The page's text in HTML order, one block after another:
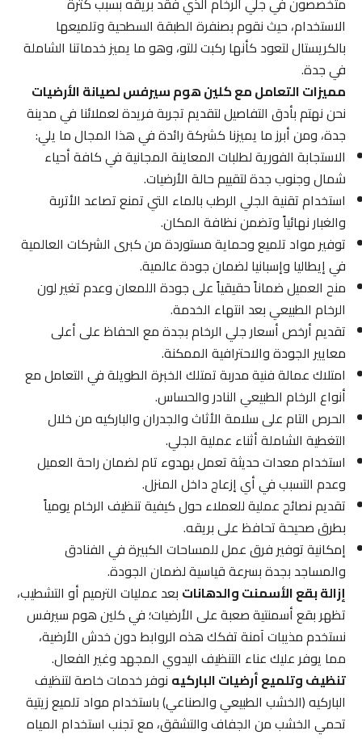
الاستخدام، حيث نقوم بصنفرة الطبقة السطحية وتلميعها
بالكريستال لتعود كأنها ركبت للتو، وهو ما يميز خدماتنا الشاملة
في جدة.
مميزات التعامل مع كلين هوم سيرفس لصيانة الأرضيات
نحن نهتم بأدق التفاصيل لتقديم تجربة فريدة لعملائنا في مدينة
جدة، ومن أبرز ما يميزنا كشركة رائدة في هذا المجال ما يلي:
الاستجابة الفورية لطلبات المعاينة المجانية في كافة أحياء
شمال وجنوب جدة لتقييم حالة الأرضيات.
استخدام تقنية الجلي الرطب بالماء التي تمنع تصاعد الأتربة
والغبار نهائياً وتضمن نظافة المكان.
توفير مواد تلميع وحماية مستوردة من كبرى الشركات العالمية
في إيطاليا وإسبانيا لضمان جودة عالمية.
منح العميل ضماناً حقيقياً على جودة اللمعان وعدم تغير لون
الرخام الطبيعي بعد انتهاء الخدمة.
تقديم أرخص أسعار جلي الرخام بجدة مع الحفاظ على أعلى
معايير الجودة والاحترافية الممكنة.
امتلاك عمالة فنية مدربة تمتلك الخبرة الطويلة في التعامل مع
أنواع الرخام الطبيعي النادر والحساس.
الحرص التام على سلامة الأثاث والجدران والباركيه من خلال
التغطية الشاملة أثناء عملية الجلي.
استخدام معدات حديثة تعمل بهدوء تام لضمان راحة العميل
وعدم التسبب في أي إزعاج داخل المنزل.
تقديم نصائح عملية للعملاء حول كيفية تنظيف الرخام يومياً
بطرق صحيحة تحافظ على بريقه.
إمكانية توفير فرق عمل للمساحات الكبيرة في الفنادق
والمساجد بجدة بسرعة قياسية لضمان الجودة.
إزالة بقع الأسمنت والدهاناتبعد عمليات الترميم أو التشطيب،
تظهر بقع أسمنتية صعبة على الأرضيات؛ في كلين هوم سيرفس
نستخدم مذيبات آمنة تفكك هذه الروابط دون خدش الأرضية،
مما يوفر عليك عناء التنظيف اليدوي المجهد وغير الفعال.
تنظيف وتلميع أرضيات الباركيهنوفر خدمات خاصة لتنظيف
الباركيه (الخشب الطبيعي والصناعي) باستخدام مواد تلميع زيتية
تحمي الخشب من الجفاف والتشقق، مع تجنب استخدام المياه